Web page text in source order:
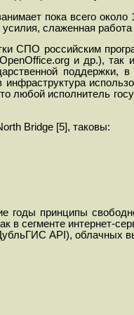
пока всего около
слаженная
СПО российским
и др.), так
исполнитель
Bridge [5], таковы:
принципы
в сегменте интернет-
API ), облачных